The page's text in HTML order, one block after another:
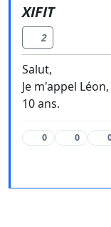
XIFIT
2
Salut,
Je m'appel
10 ans.
0 0